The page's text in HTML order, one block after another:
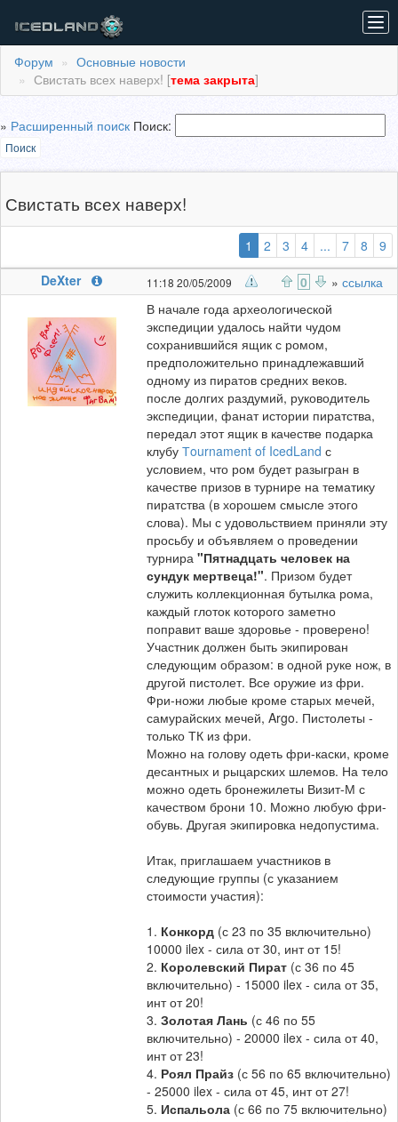
Форум
Основные новости
Свистать всех наверх! [тема закрыта]
» Расширенный поиcк Поиск:
Поиск
Свистать всех наверх!
1 (выбранная)
2 3 4 ... 7 8
9
DeXter
11:18 20/05/2009 0 » ссылка
В начале года археологической
экспедиции удалось найти чудом
сохранившийся ящик с ромом,
предположительно принадлежавший
одному из пиратов средних веков.
после долгих раздумий, руководитель
экспедиции, фанат истории пиратства,
передал этот ящик в качестве подарка
клубу Тournament of IcedLand с
условием, что ром будет разыгран в
качестве призов в турнире на тематику
пиратства (в хорошем смысле этого
слова). Мы с удовольствием приняли эту
просьбу и объявляем о проведении
турнира "Пятнадцать человек на
сундук мертвеца!". Призом будет
служить коллекционная бутылка рома,
каждый глоток которого заметно
поправит ваше здоровье - проверено!
Участник должен быть экипирован
следующим образом: в одной руке нож, в
другой пистолет. Все оружие из фри.
Фри-ножи любые кроме старых мечей,
самурайских мечей, Argo. Пистолеты -
только ТК из фри.
Можно на голову одеть фри-каски, кроме
десантных и рыцарских шлемов. На тело
можно одеть бронежилеты Визит-М с
качеством брони 10. Можно любую фри-
обувь. Другая экипировка недопустима.
Итак, приглашаем участников в
следующие группы (с указанием
стоимости участия):
1. Конкорд (с 23 по 35 включительно)
10000 ilex - сила от 30, инт от 15!
2. Королевский Пират (с 36 по 45
включительно) - 15000 ilex - сила от 35,
инт от 20!
3. Золотая Лань (с 46 по 55
включительно) - 20000 ilex - сила от 40,
инт от 23!
4. Роял Прайз (с 56 по 65 включительно)
- 25000 ilex - сила от 45, инт от 27!
5. Испальола (с 66 по 75 включительно)